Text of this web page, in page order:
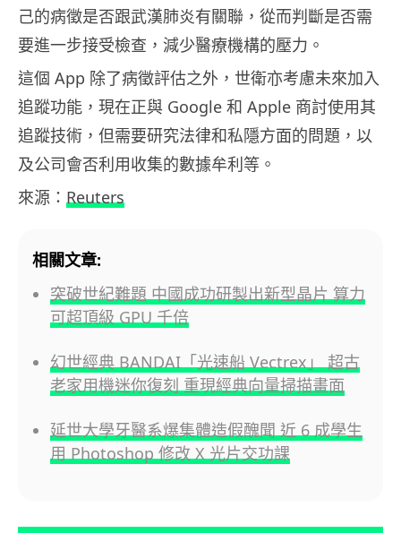
己的病徵是否跟武漢肺炎有關聯，從而判斷是否需
要進一步接受檢查，減少醫療機構的壓力。
這個 App 除了病徵評估之外，世衛亦考慮未來加入
追蹤功能，現在正與 Google 和 Apple 商討使用其
追蹤技術，但需要研究法律和私隱方面的問題，以
及公司會否利用收集的數據牟利等。
來源： Reuters
相關文章:
突破世紀難題 中國成功研製出新型晶片 算力
可超頂級 GPU 千倍
幻世經典 BANDAI「光速船 Vectrex」 超古
老家用機迷你復刻 重現經典向量掃描畫面
延世大學牙醫系爆集體造假醜聞 近 6 成學生
用 Photoshop 修改 X 光片交功課